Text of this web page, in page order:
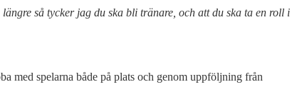
så tycker jag du ska bli tränare, och att du ska ta en roll i
med spelarna både på plats och genom uppföljning från